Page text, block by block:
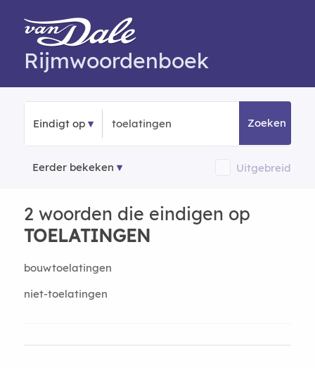
Rijmwoordenboek
Eindigt op Zoeken
Eerder bekeken Uitgebreid
2 woorden die eindigen op
TOELATINGEN
bouwtoelatingen
niet-toelatingen